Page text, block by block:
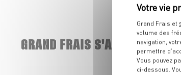
GRAND FRAIS S'AGRANDIT
Grand Frais et
volume des
navigation,
permettre
Vous pouvez
ci-dessous.